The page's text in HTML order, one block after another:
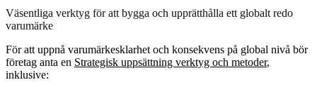
Väsentliga verktyg för att bygga och upprätthålla ett globalt redo
varumärke
För att uppnå varumärkesklarhet och konsekvens på global nivå bör
företag anta en Strategisk uppsättning verktyg och metoder,
inklusive: